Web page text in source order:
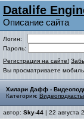
Datalife
Описание сайта
Логин:
Пароль:
Регистрация на сайте!
Вы просматриваете
Хилари Дафф -
Категория:
автор: Sky-44 | 22 августа